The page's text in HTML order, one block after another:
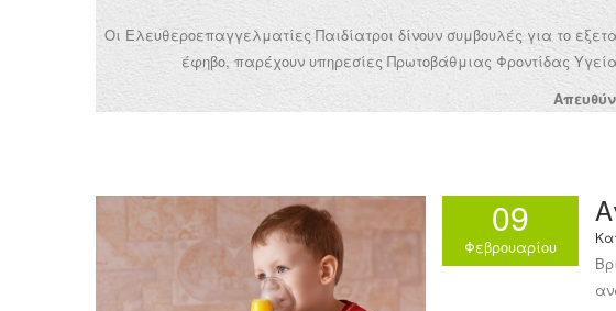
Οι Ελευθεροεπαγγελματίες Παιδίατροι δίνουν συμβουλές για το
έφηβο, παρέχουν υπηρεσίες Πρωτοβάθμιας Φροντίδας
09
Φεβρουαρίου